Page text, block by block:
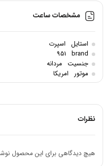
برند: کاترپیلار
جنسیت: مردانه
مکانیزم موتور: اتوماتیک
جنس قاب: استیل ضد زنگ
جنس بند: رابر
جنس شیشه: کریستال معدنی
مقاومت در برابر آب: تا عمق 100 متر
مشخصات ساعت
استایل اسپرت
brand
951
جنسیت مردانه
موتور امریکا
نظرات
هیچ دیدگاهی برای این محصول